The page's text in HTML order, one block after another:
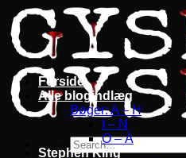
Fortsæt
til
indhold
Forside
Alle blogindlæg
Bøger: A – H
I – N
O – Å
Stephen King